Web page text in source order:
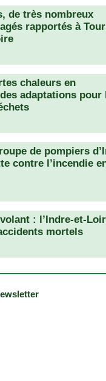
de très nombreux
rapportés à
chaleurs en
adaptations pour
de pompiers
contre l’incendie
: l’Indre-et-
mortels